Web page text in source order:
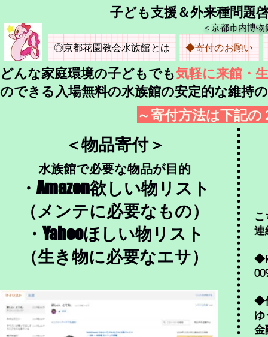
子ども支援＆外来種問題
＜京都市内博
◎京都花園教会水族館とは ◆寄付のお願い
​どんな家庭環境の子どもでも気軽に来館・
のできる入場無料の水族館の安定的な維持
～​寄付方法は下記
＜物品寄付＞
水族館で必要な物品が目的
・Amazon欲しい物リスト
（メンテに必要なもの）
・Yahooほしい物リスト
​（生き物に必要なエサ）
連
◆
◆
ゆ
金